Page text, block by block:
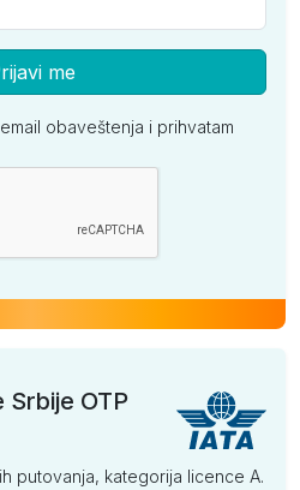
me
obaveštenja i prihvatam
OTP
putovanja, kategorija licence A.